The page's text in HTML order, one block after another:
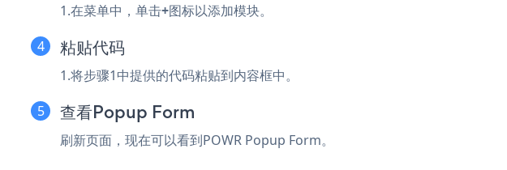
1.在菜单中，单击+图标以添加模块。
粘贴代码
1.将步骤1中提供的代码粘贴到内容框中。
查看Popup Form
刷新页面，现在可以看到POWR Popup Form。